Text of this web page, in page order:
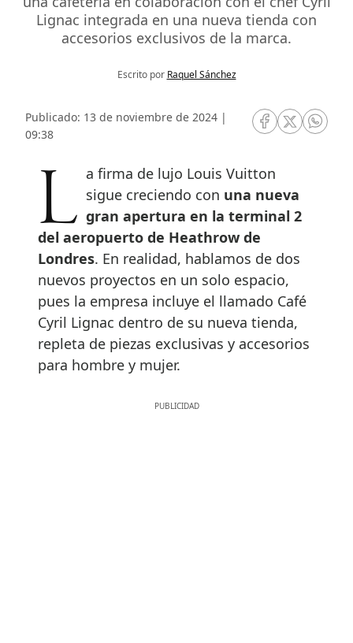
Lignac integrada en una nueva tienda con
accesorios exclusivos de la marca.
Escrito por Raquel Sánchez
Publicado: 13 de noviembre de 2024 |
09:38
RRSS Facebook
RRSSRRSS
La firma de lujo Louis Vuitton sigue creciendo con una nueva
gran apertura en la terminal 2
del aeropuerto de Heathrow de
Londres. En realidad, hablamos de dos
nuevos proyectos en un solo espacio,
pues la empresa incluye el llamado Café
Cyril Lignac dentro de su nueva tienda,
repleta de piezas exclusivas y accesorios
para hombre y mujer.